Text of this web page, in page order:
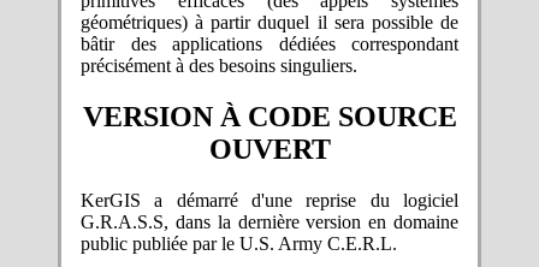
géométriques) à partir duquel il sera possible de
bâtir des applications dédiées correspondant
précisément à des besoins singuliers.
VERSION À CODE SOURCE
OUVERT
KerGIS a démarré d'une reprise du logiciel
G.R.A.S.S, dans la dernière version en domaine
public publiée par le U.S. Army C.E.R.L.